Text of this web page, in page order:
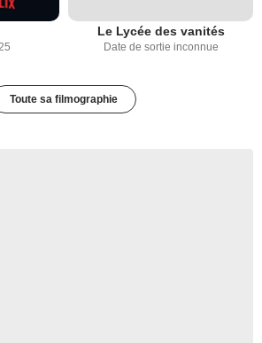
Le Lycée des vanités
Date de sortie inconnue
Toute sa filmographie